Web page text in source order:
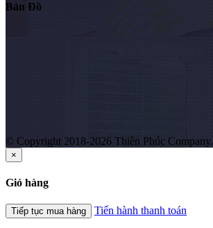
Bản Đồ
© Copyright 2018-2026 Thiên Phúc Company.
×
Giỏ hàng
Tiếp tục mua hàng Tiến hành thanh toán